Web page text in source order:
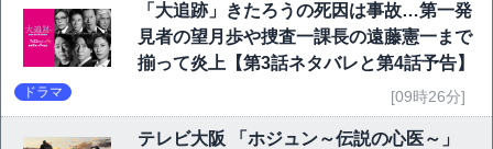
「大追跡」きたろうの死因は事故…第一発
見者の望月歩や捜査一課長の遠藤憲一まで
揃って炎上【第3話ネタバレと第4話予告】
ドラマ [09時26分]
テレビ大阪 「ホジュン～伝説の心医～」